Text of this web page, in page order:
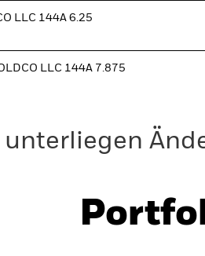
LLC 144A 6.25
LLC 144A 7.875
unterliegen